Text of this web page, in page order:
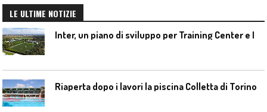
LE ULTIME NOTIZIE
Riaperta dopo i lavori la piscina Colletta di Torino